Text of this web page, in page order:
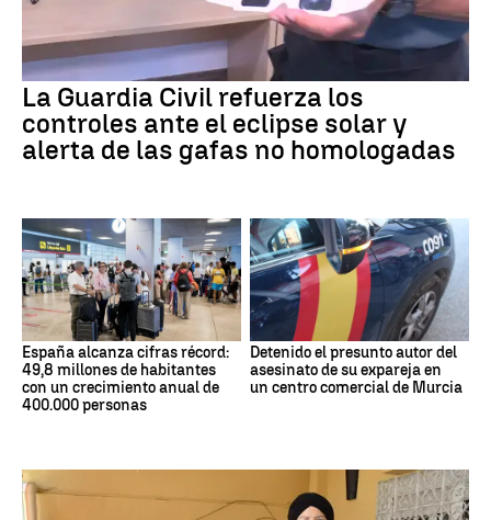
La Guardia Civil refuerza los
controles ante el eclipse solar y
alerta de las gafas no homologadas
España alcanza cifras récord:
49,8 millones de habitantes
con un crecimiento anual de
400.000 personas
Detenido el presunto autor del
asesinato de su expareja en
un centro comercial de Murcia